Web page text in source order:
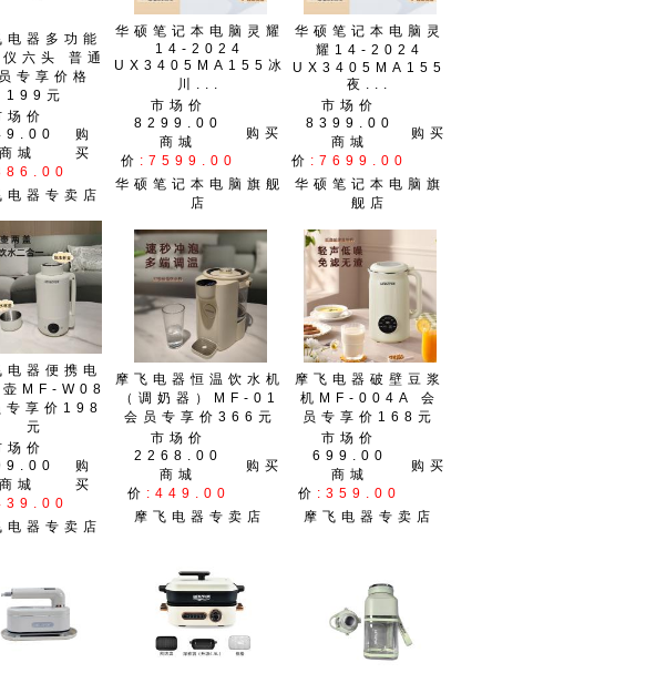
电器多功能
六头 普通
专享价格
199元
场价
购
买
商城
电器专卖店
华硕笔记本电脑灵耀
14-2024
UX3405MA155冰
川...
市场价
8299.00
购买
商城
价 :7599.00
华硕笔记本电脑旗舰
店
华硕笔记本电脑灵
耀14-2024
UX3405MA155
夜...
市场价
8399.00
购买
商城
价 :7699.00
华硕笔记本电脑旗
舰店
电器便携电
壶MF-W08
专享价198
元
场价
购
买
商城
电器专卖店
摩飞电器恒温饮水机
（调奶器）MF-01
会员专享价366元
市场价
2268.00
购买
商城
价 :449.00
摩飞电器专卖店
摩飞电器破壁豆浆
机MF-004A 会
员专享价168元
市场价
699.00
购买
商城
价 :359.00
摩飞电器专卖店